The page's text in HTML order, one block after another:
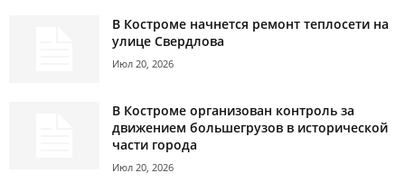
В Костроме начнется ремонт теплосети на
улице Свердлова
Июл 20, 2026
В Костроме организован контроль за
движением большегрузов в исторической
части города
Июл 20, 2026